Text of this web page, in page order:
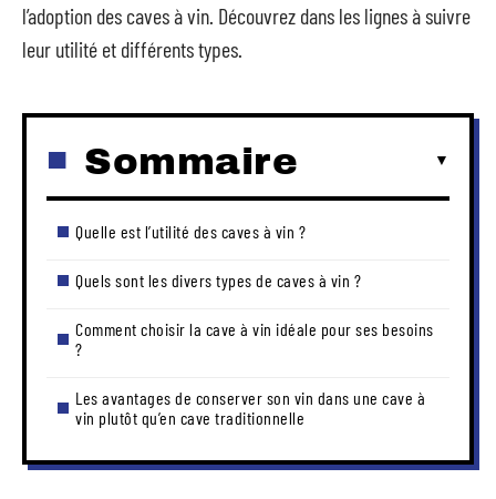
l’adoption des caves à vin. Découvrez dans les lignes à suivre
leur utilité et différents types.
Sommaire
Quelle est l’utilité des caves à vin ?
Quels sont les divers types de caves à vin ?
Comment choisir la cave à vin idéale pour ses besoins
?
Les avantages de conserver son vin dans une cave à
vin plutôt qu’en cave traditionnelle